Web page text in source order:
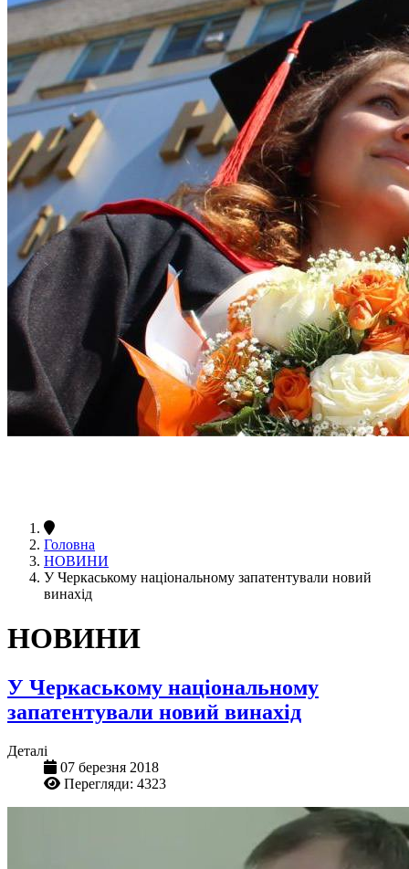
Головна
НОВИНИ
У Черкаському національному запатентували новий
винахід
НОВИНИ
У Черкаському національному
запатентували новий винахід
Деталі
07 березня 2018
Перегляди: 4323